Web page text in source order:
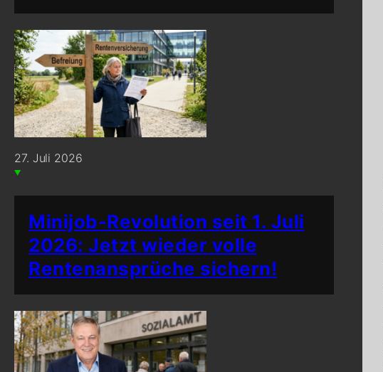
27. Juli 2026
Minijob-Revolution seit 1. Juli
2026: Jetzt wieder volle
Rentenansprüche sichern!